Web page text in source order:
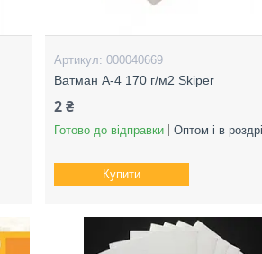
000040669
Ватман А-4 170 г/м2 Skiper
2 ₴
Готово до відправки Оптом і в
Купити